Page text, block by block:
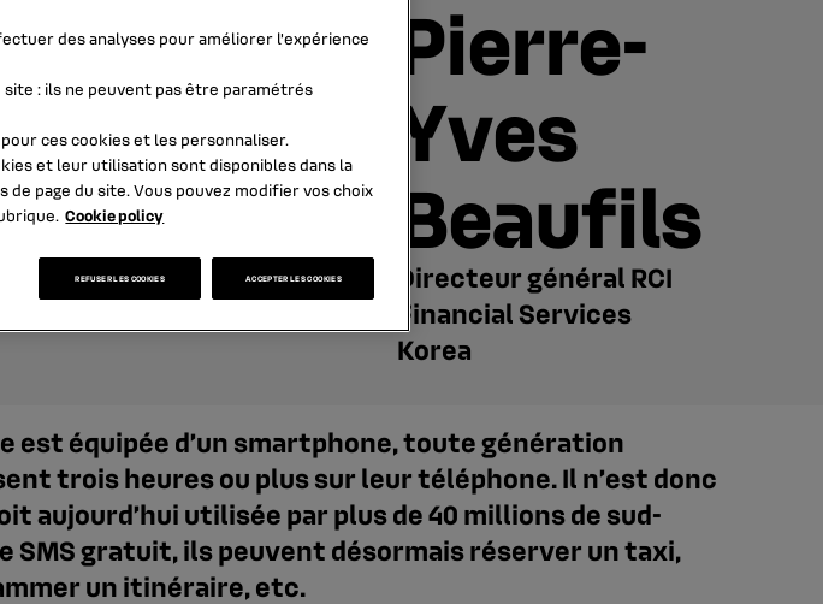
Pierre-
Yves
Beaufils
Directeur général RCI
Financial Services
Korea
est équipée d’un smartphone, toute génération
trois heures ou plus sur leur téléphone. Il n’est donc
aujourd’hui utilisée par plus de 40 millions de sud-
SMS gratuit, ils peuvent désormais réserver un taxi,
un itinéraire, etc.
des analyses pour améliorer l’expérience
site : ils ne peuvent pas être paramétrés
ces cookies et les personnaliser.
et leur utilisation sont disponibles dans la
de page du site. Vous pouvez modifier vos choix
Cookie policy
REFUSER LES COOKIES ACCEPTER LES COOKIES